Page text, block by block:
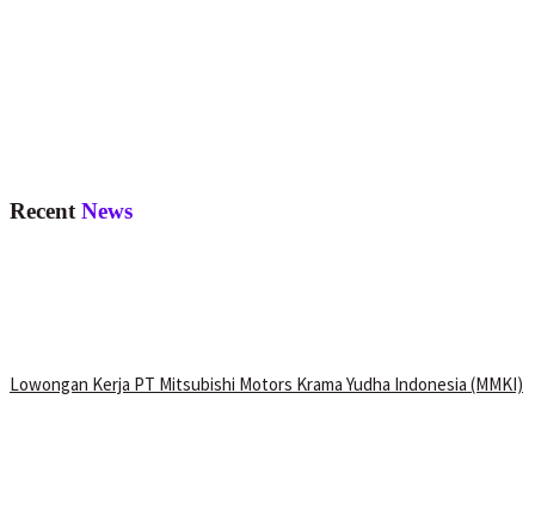
Recent News
Lowongan Kerja PT Mitsubishi Motors Krama Yudha Indonesia (MMKI)